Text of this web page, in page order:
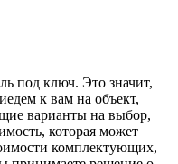
под ключ. Это значит,
к вам на объект,
варианты на выбор,
которая может
комплектующих,